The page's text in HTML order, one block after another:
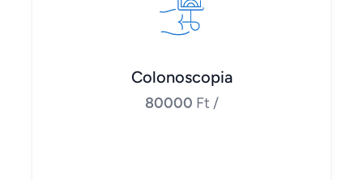
Colonoscopia
80000 Ft /